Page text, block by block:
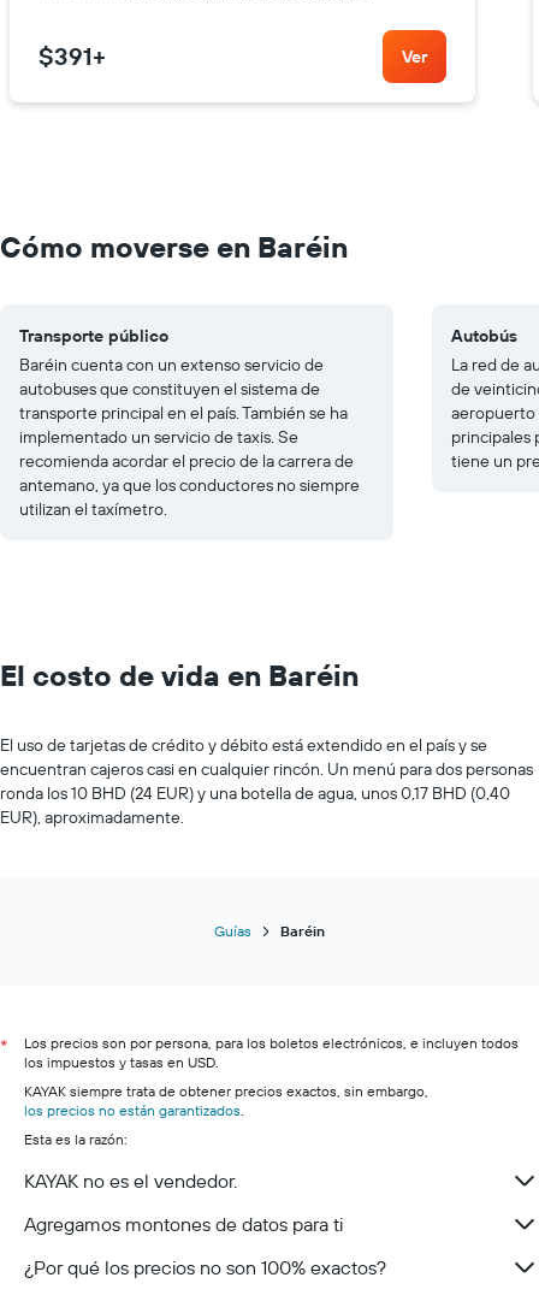
$391+ Ver
Cómo moverse en Baréin
Transporte público
Baréin cuenta con un extenso servicio de
autobuses que constituyen el sistema de
transporte principal en el país. También se ha
implementado un servicio de taxis. Se
recomienda acordar el precio de la carrera de
antemano, ya que los conductores no siempre
utilizan el taxímetro.
Autobús
La red de
de
aeropuerto
principales
tiene un
El costo de vida en Baréin
El uso de tarjetas de crédito y débito está extendido en el país y se
encuentran cajeros casi en cualquier rincón. Un menú para dos personas
ronda los 10 BHD (24 EUR) y una botella de agua, unos 0,17 BHD (0,40
EUR), aproximadamente.
Guías Baréin
*
Los precios son por persona, para los boletos electrónicos, e incluyen todos
los impuestos y tasas en USD.
KAYAK siempre trata de obtener precios exactos, sin embargo,
los precios no están garantizados
Esta es la razón:
KAYAK no es el vendedor.
Agregamos montones de datos para ti
¿Por qué los precios no son 100% exactos?